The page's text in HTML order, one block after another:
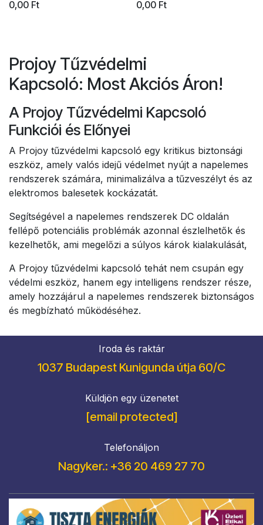
0,00 Ft
0,00Ft
Projoy Tűzvédelmi
Kapcsoló: Most Akciós Áron!
A Projoy Tűzvédelmi Kapcsoló
Funkciói és Előnyei
A Projoy tűzvédelmi kapcsoló egy kritikus biztonsági
eszköz, amely valós idejű védelmet nyújt a napelemes
rendszerek számára, minimalizálva a tűzveszélyt és az
elektromos balesetek kockázatát.
Segítségével a napelemes rendszerek DC oldalán
fellépő potenciális problémák azonnal észlelhetők és
kezelhetők, ami megelőzi a súlyos károk kialakulását,
A Projoy tűzvédelmi kapcsoló tehát nem csupán egy
védelmi eszköz, hanem egy intelligens rendszer része,
amely hozzájárul a napelemes rendszerek biztonságos
és megbízható működéséhez.
Iroda és raktár
1037 Budapest Kunigunda útja 60/C
Küldjön egy üzenetet
[email protected]
Telefonáljon
Nagyker.: +36 20 469 27 70